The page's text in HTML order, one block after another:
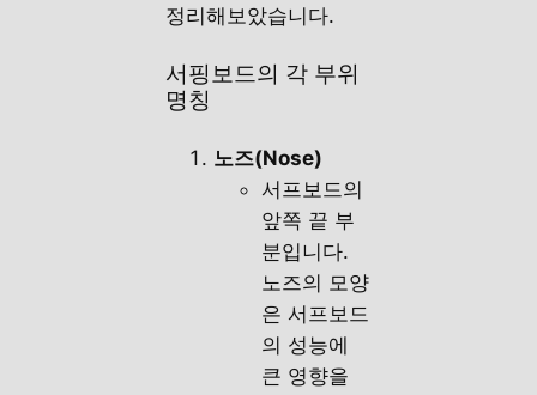
정리해보았습니다.
서핑보드의 각 부위
명칭
노즈(Nose)
서프보드의
앞쪽 끝 부
분입니다.
노즈의 모양
은 서프보드
의 성능에
큰 영향을